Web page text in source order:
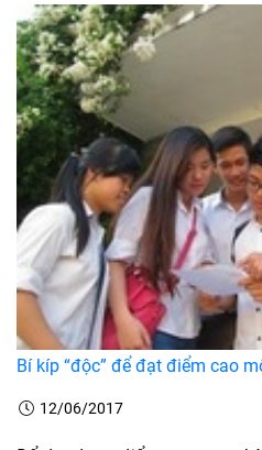
Bí kíp “độc” để đạt điểm cao
12/06/2017